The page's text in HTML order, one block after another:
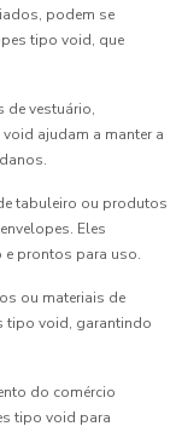
podem se
tipo void, que
de vestuário,
ajudam a manter a
tabuleiro ou produtos
Eles
e prontos para uso.
ou materiais de
tipo void, garantindo
do comércio
tipo void para